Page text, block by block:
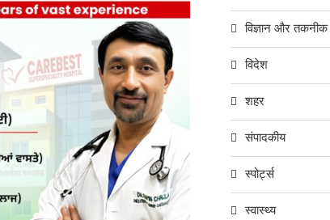
विज्ञान और तकनीक
विदेश
शहर
संपादकीय
स्पोर्ट्स
स्वास्थ्य